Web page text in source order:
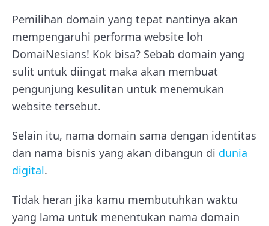
Pemilihan domain yang tepat nantinya akan
mempengaruhi performa website loh
DomaiNesians! Kok bisa? Sebab domain yang
sulit untuk diingat maka akan membuat
pengunjung kesulitan untuk menemukan
website tersebut.
Selain itu, nama domain sama dengan identitas
dan nama bisnis yang akan dibangun di dunia
digital.
Tidak heran jika kamu membutuhkan waktu
yang lama untuk menentukan nama domain